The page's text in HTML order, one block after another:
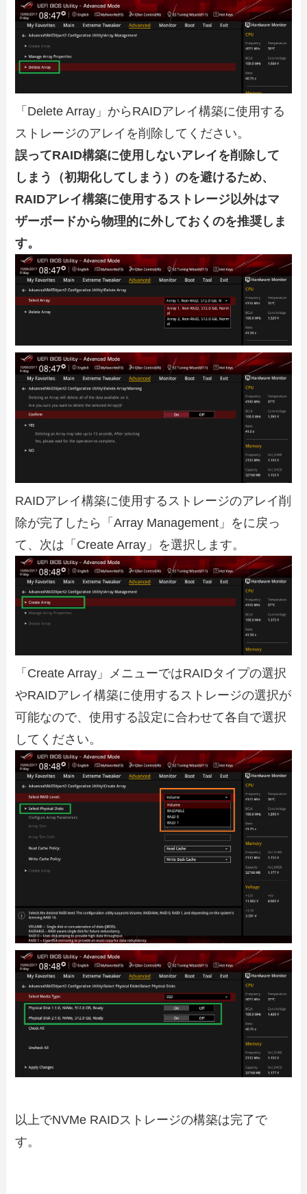
「Delete Array」からRAIDアレイ構築に使用する
ストレージのアレイを削除してください。
誤ってRAID構築に使用しないアレイを削除して
しまう（初期化してしまう）のを避けるため、
RAIDアレイ構築に使用するストレージ以外はマ
ザーボードから物理的に外しておくのを推奨しま
す。
RAIDアレイ構築に使用するストレージのアレイ削
除が完了したら「Array Management」をに戻っ
て、次は「Create Array」を選択します。
「Create Array」メニューではRAIDタイプの選択
やRAIDアレイ構築に使用するストレージの選択が
可能なので、使用する設定に合わせて各自で選択
してください。
以上でNVMe RAIDストレージの構築は完了で
す。